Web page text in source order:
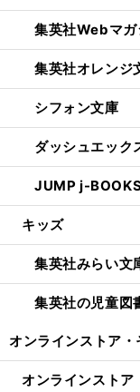
集英社Webマガ
集英社オレンジ
シフォン文庫
ダッシュエック
JUMP j-
キッズ
集英社みらい文
集英社の児童
オンラインストア・
オンラインストア